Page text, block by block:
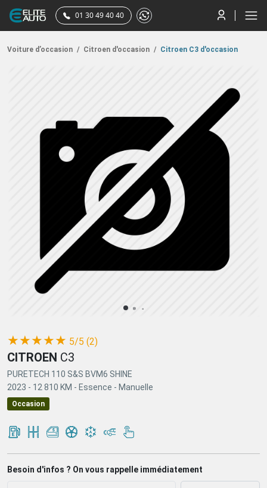
01 30 49 40 40
Voiture d’occasion / Citroen d'occasion / Citroen C3 d'occasion
(*)
★
(*)★
(*) ★
(*) ★
(*) ★ 5/5 (2)
CITROEN C3
PURETECH 110 S&S BVM6 SHINE
2023 - 12 810 KM - Essence - Manuelle
Occasion
Besoin d'infos ? On vous rappelle immédiatement